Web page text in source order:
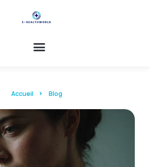
Accueil Blog